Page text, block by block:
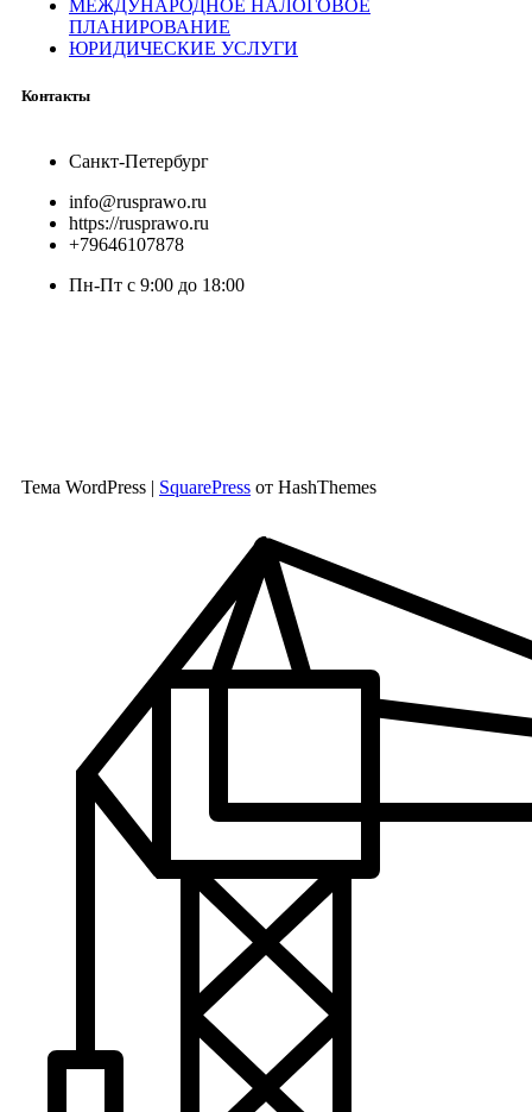
МЕЖДУНАРОДНОЕ НАЛОГОВОЕ
ПЛАНИРОВАНИЕ
ЮРИДИЧЕСКИЕ УСЛУГИ
Контакты
+79646107878
info@rusprawo.ru
https://rusprawo.ru
Санкт-Петербург
Пн-Пт с 9:00 до 18:00
Тема WordPress SquarePress от HashThemes